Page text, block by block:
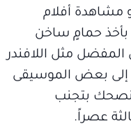
مشاهدة أفلام
بأخذ حمامٍ ساخن
مثل اللافندر
إلى بعض الموسيقى
ننصحك بتجنب
عصراً.